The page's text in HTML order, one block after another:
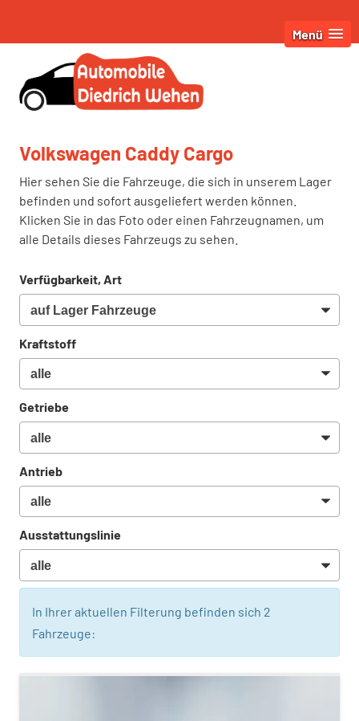
Menü
Volkswagen Caddy Cargo
Hier sehen Sie die Fahrzeuge, die sich in unserem Lager
befinden und sofort ausgeliefert werden können.
Klicken Sie in das Foto oder einen Fahrzeugnamen, um
alle Details dieses Fahrzeugs zu sehen.
Verfügbarkeit, Art
Kraftstoff
Getriebe
Antrieb
Ausstattungslinie
In Ihrer aktuellen Filterung befinden sich 2
Fahrzeuge: